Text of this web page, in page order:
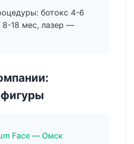
ботокс 4-6
18 мес, лазер —
Face — Омск